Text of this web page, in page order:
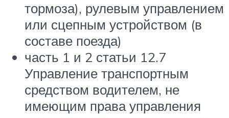
тормоза), рулевым управлением
или сцепным устройством (в
составе поезда)
часть 1 и 2 статьи 12.7
Управление транспортным
средством водителем, не
имеющим права управления